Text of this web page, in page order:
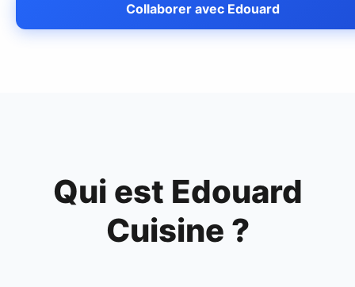
Collaborer avec Edouard
Qui est Edouard
Cuisine ?